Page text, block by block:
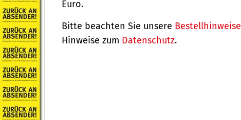
Euro.
Bitte beachten Sie unsere Bestellhinweise
Hinweise zum Datenschutz.